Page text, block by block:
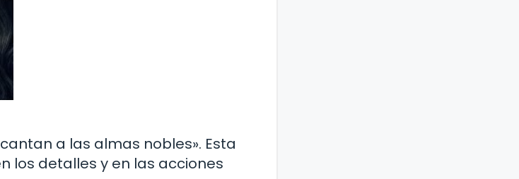
a las almas nobles». Esta
los detalles y en las acciones